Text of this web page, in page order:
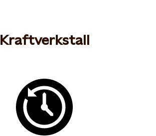
Kraftverkstall